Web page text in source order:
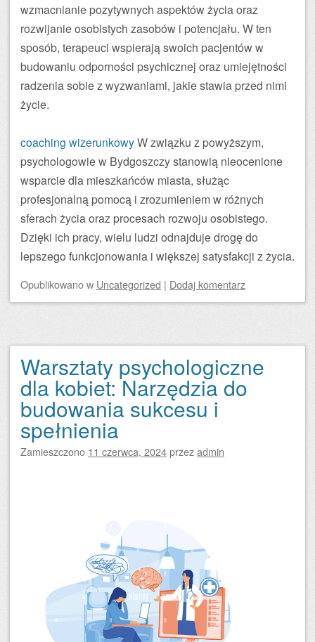
wzmacnianie pozytywnych aspektów życia oraz
rozwijanie osobistych zasobów i potencjału. W ten
sposób, terapeuci wspierają swoich pacjentów w
budowaniu odporności psychicznej oraz umiejętności
radzenia sobie z wyzwaniami, jakie stawia przed nimi
życie.
coaching wizerunkowyW związku z powyższym,
psychologowie w Bydgoszczy stanowią nieocenione
wsparcie dla mieszkańców miasta, służąc
profesjonalną pomocą i zrozumieniem w różnych
sferach życia oraz procesach rozwoju osobistego.
Dzięki ich pracy, wielu ludzi odnajduje drogę do
lepszego funkcjonowania i większej satysfakcji z życia.
Opublikowanow Uncategorized | Dodaj komentarz
Warsztaty psychologiczne
dla kobiet: Narzędzia do
budowania sukcesu i
spełnienia
Zamieszczono 11 czerwca, 2024przezadmin